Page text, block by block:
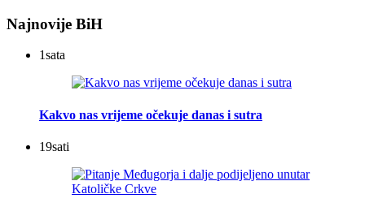
Najnovije BiH
1sata
Kakvo nas vrijeme očekuje danas i sutra
19sati